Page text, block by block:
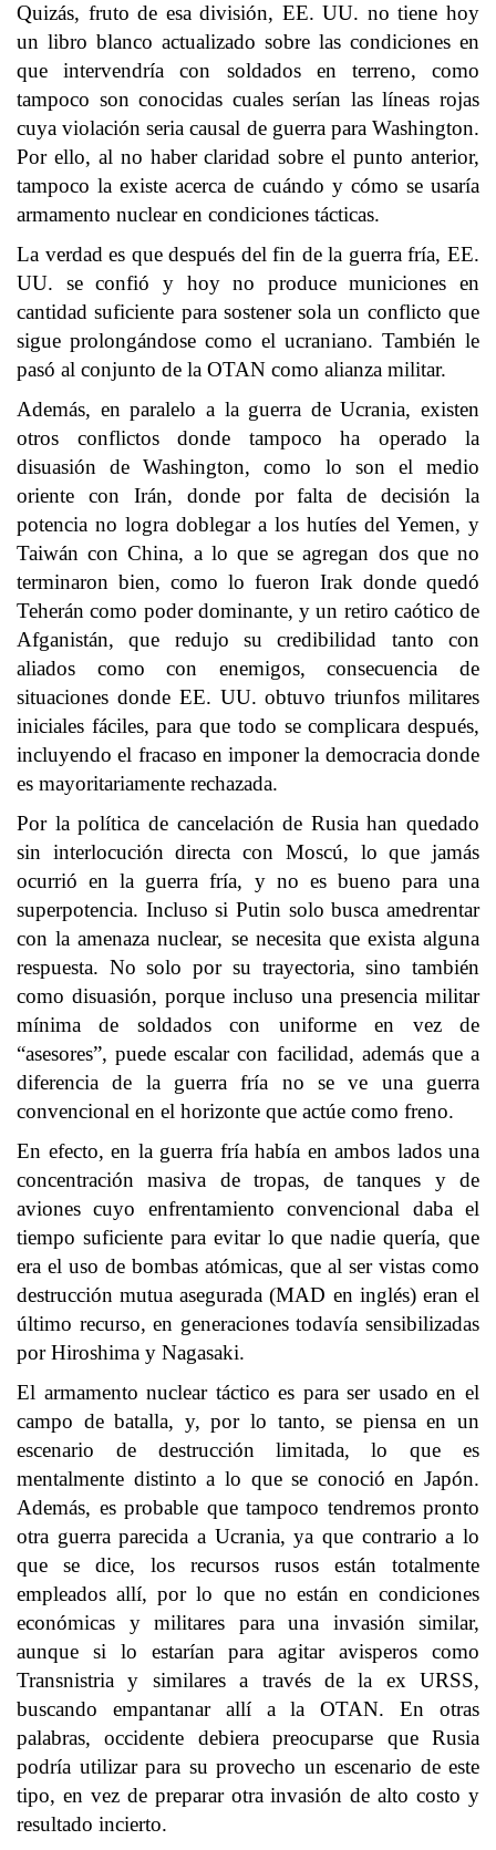
Quizás, fruto de esa división, EE. UU. no tiene hoy
un libro blanco actualizado sobre las condiciones en
que intervendría con soldados en terreno, como
tampoco son conocidas cuales serían las líneas rojas
cuya violación seria causal de guerra para Washington.
Por ello, al no haber claridad sobre el punto anterior,
tampoco la existe acerca de cuándo y cómo se usaría
armamento nuclear en condiciones tácticas.
La verdad es que después del fin de la guerra fría, EE.
UU. se confió y hoy no produce municiones en
cantidad suficiente para sostener sola un conflicto que
sigue prolongándose como el ucraniano. También le
pasó al conjunto de la OTAN como alianza militar.
Además, en paralelo a la guerra de Ucrania, existen
otros conflictos donde tampoco ha operado la
disuasión de Washington, como lo son el medio
oriente con Irán, donde por falta de decisión la
potencia no logra doblegar a los hutíes del Yemen, y
Taiwán con China, a lo que se agregan dos que no
terminaron bien, como lo fueron Irak donde quedó
Teherán como poder dominante, y un retiro caótico de
Afganistán, que redujo su credibilidad tanto con
aliados como con enemigos, consecuencia de
situaciones donde EE. UU. obtuvo triunfos militares
iniciales fáciles, para que todo se complicara después,
incluyendo el fracaso en imponer la democracia donde
es mayoritariamente rechazada.
Por la política de cancelación de Rusia han quedado
sin interlocución directa con Moscú, lo que jamás
ocurrió en la guerra fría, y no es bueno para una
superpotencia. Incluso si Putin solo busca amedrentar
con la amenaza nuclear, se necesita que exista alguna
respuesta. No solo por su trayectoria, sino también
como disuasión, porque incluso una presencia militar
mínima de soldados con uniforme en vez de
“asesores”, puede escalar con facilidad, además que a
diferencia de la guerra fría no se ve una guerra
convencional en el horizonte que actúe como freno.
En efecto, en la guerra fría había en ambos lados una
concentración masiva de tropas, de tanques y de
aviones cuyo enfrentamiento convencional daba el
tiempo suficiente para evitar lo que nadie quería, que
era el uso de bombas atómicas, que al ser vistas como
destrucción mutua asegurada (MAD en inglés) eran el
último recurso, en generaciones todavía sensibilizadas
por Hiroshima y Nagasaki.
El armamento nuclear táctico es para ser usado en el
campo de batalla, y, por lo tanto, se piensa en un
escenario de destrucción limitada, lo que es
mentalmente distinto a lo que se conoció en Japón.
Además, es probable que tampoco tendremos pronto
otra guerra parecida a Ucrania, ya que contrario a lo
que se dice, los recursos rusos están totalmente
empleados allí, por lo que no están en condiciones
económicas y militares para una invasión similar,
aunque si lo estarían para agitar avisperos como
Transnistria y similares a través de la ex URSS,
buscando empantanar allí a la OTAN. En otras
palabras, occidente debiera preocuparse que Rusia
podría utilizar para su provecho un escenario de este
tipo, en vez de preparar otra invasión de alto costo y
resultado incierto.